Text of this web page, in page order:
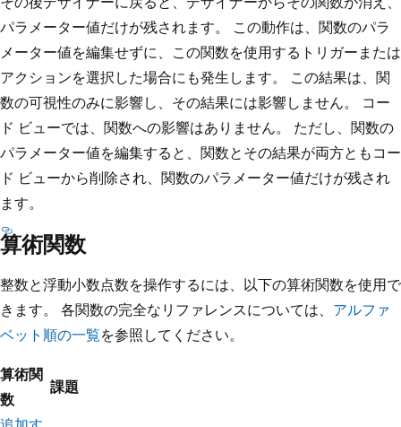
パラメーター値だけが残されます。 この動作は、関数のパラ
メーター値を編集せずに、この関数を使用するトリガーまたは
アクションを選択した場合にも発生します。 この結果は、関
数の可視性のみに影響し、その結果には影響しません。 コー
ド ビューでは、関数への影響はありません。 ただし、関数の
パラメーター値を編集すると、関数とその結果が両方ともコー
ド ビューから削除され、関数のパラメーター値だけが残され
ます。
算術関数
整数と浮動小数点数を操作するには、以下の算術関数を使用で
きます。 各関数の完全なリファレンスについては、 アルファ
ベット順の一覧を参照してください。
算術関
数
課題